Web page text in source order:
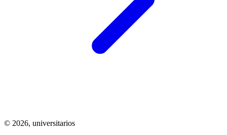
© 2026, universitarios